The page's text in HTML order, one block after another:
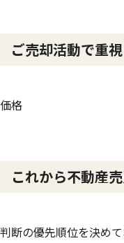
ご売却活動で重
価格
これから不動産
判断の優先順位を決めて